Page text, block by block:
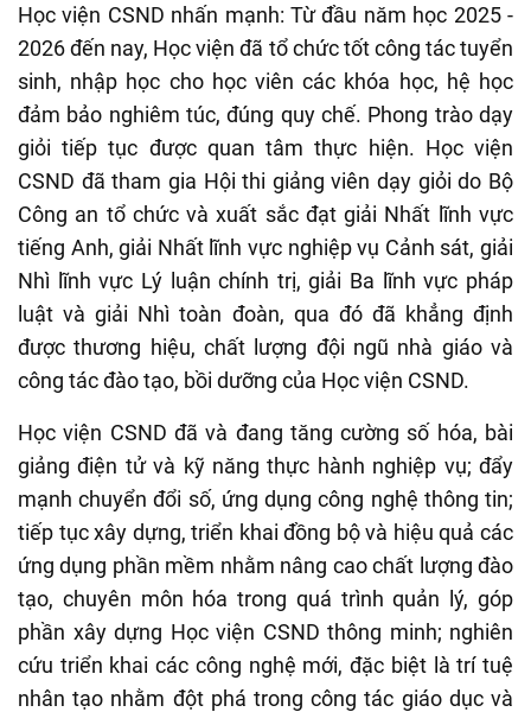
Học viện CSND nhấn mạnh: Từ đầu năm học 2025 -
2026 đến nay, Học viện đã tổ chức tốt công tác tuyển
sinh, nhập học cho học viên các khóa học, hệ học
đảm bảo nghiêm túc, đúng quy chế. Phong trào dạy
giỏi tiếp tục được quan tâm thực hiện. Học viện
CSND đã tham gia Hội thi giảng viên dạy giỏi do Bộ
Công an tổ chức và xuất sắc đạt giải Nhất lĩnh vực
tiếng Anh, giải Nhất lĩnh vực nghiệp vụ Cảnh sát, giải
Nhì lĩnh vực Lý luận chính trị, giải Ba lĩnh vực pháp
luật và giải Nhì toàn đoàn, qua đó đã khẳng định
được thương hiệu, chất lượng đội ngũ nhà giáo và
công tác đào tạo, bồi dưỡng của Học viện CSND.
Học viện CSND đã và đang tăng cường số hóa, bài
giảng điện tử và kỹ năng thực hành nghiệp vụ; đẩy
mạnh chuyển đổi số, ứng dụng công nghệ thông tin;
tiếp tục xây dựng, triển khai đồng bộ và hiệu quả các
ứng dụng phần mềm nhằm nâng cao chất lượng đào
tạo, chuyên môn hóa trong quá trình quản lý, góp
phần xây dựng Học viện CSND thông minh; nghiên
cứu triển khai các công nghệ mới, đặc biệt là trí tuệ
nhân tạo nhằm đột phá trong công tác giáo dục và